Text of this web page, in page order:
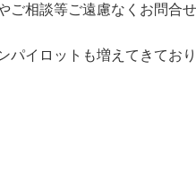
ご相談等ご遠慮なくお問合
パイロットも増えてきてお